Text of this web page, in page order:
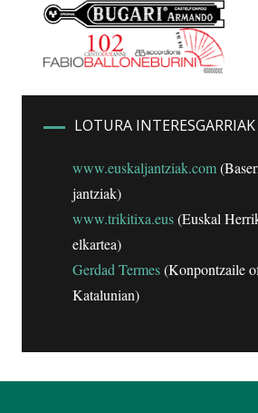
LOTURA INTERESGARRIAK
www.euskaljantziak.com
jantziak)
www.trikitixa.eus(Euskal
elkartea)
Gerdad Termes(Konpontzaile
Katalunian)